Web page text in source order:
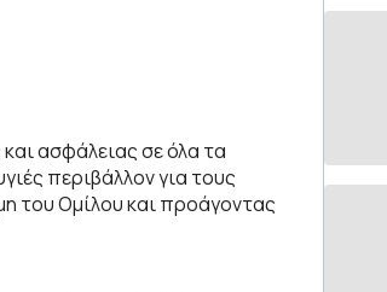
ασφάλειας σε όλα τα
περιβάλλον για τους
του Ομίλου και προάγοντας